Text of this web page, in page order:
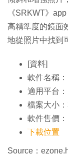
《SRKWT》
高精準度的鏡面
地從照片中找到
[資料]
軟件名稱：
適用平台
檔案大小
軟件售價
下載位置
Source：